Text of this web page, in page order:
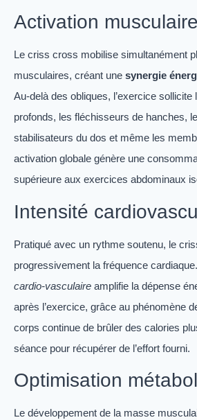
Activation
Le criss cross mobilise simultanément
musculaires, créant une synergie
Au-delà des obliques, l’exercice sollicite
profonds, les fléchisseurs de hanches,
stabilisateurs du dos et même les
activation globale génère une
supérieure aux exercices abdominaux
Intensité
Pratiqué avec un rythme soutenu, le
progressivement la fréquence
cardio-vasculaire amplifie la dépense
après l’exercice, grâce au phénomène
corps continue de brûler des calories
séance pour récupérer de l’effort fourni.
Optimisation
Le développement de la masse